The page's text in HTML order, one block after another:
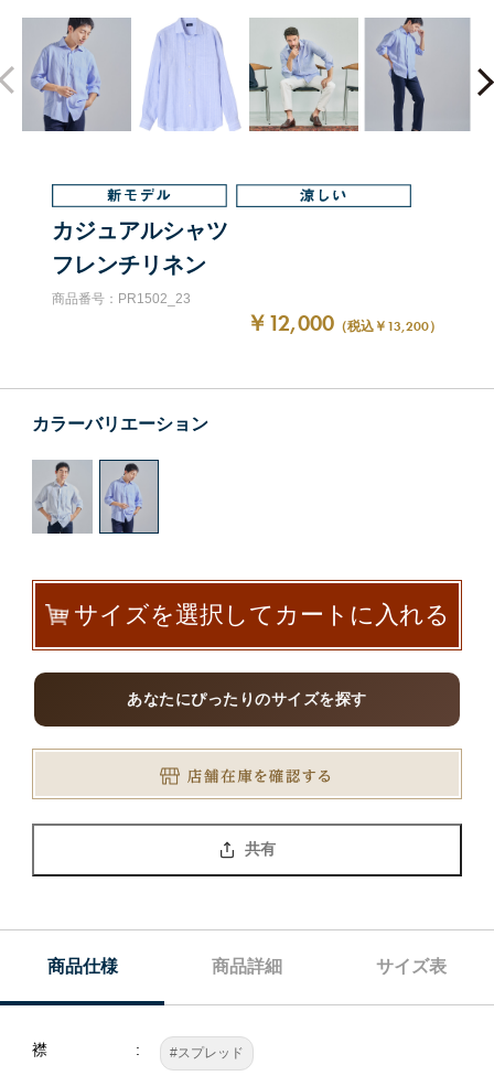
カジュアルシャツ
フレンチリネン
商品番号：PR1502_23
￥12,000 （税込￥13,200）
カラーバリエーション
サイズを選択してカートに入れる
あなたにぴったりのサイズを探す
共有
商品仕様 商品詳細 サイズ表
襟 #スプレッド